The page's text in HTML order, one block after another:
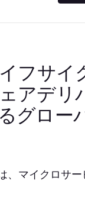
フサイ
アデリ
グロー
、マイクロサ